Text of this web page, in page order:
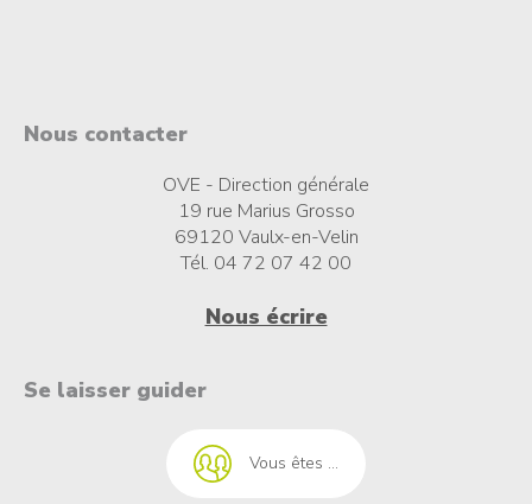
Nous contacter
OVE - Direction générale
19 rue Marius Grosso
69120 Vaulx-en-Velin
Tél. 04 72 07 42 00
Nous écrire
Se laisser guider
Vous êtes ...